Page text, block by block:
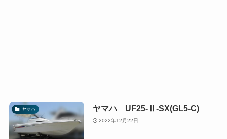
ヤマハ ヤマハ UF25-Ⅱ-SX(GL5-C)
2022年12月22日